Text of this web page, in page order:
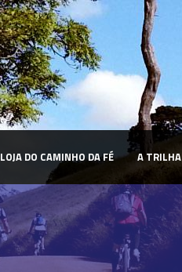
LOJA DO CAMINHO DA FÉ A TRILHA